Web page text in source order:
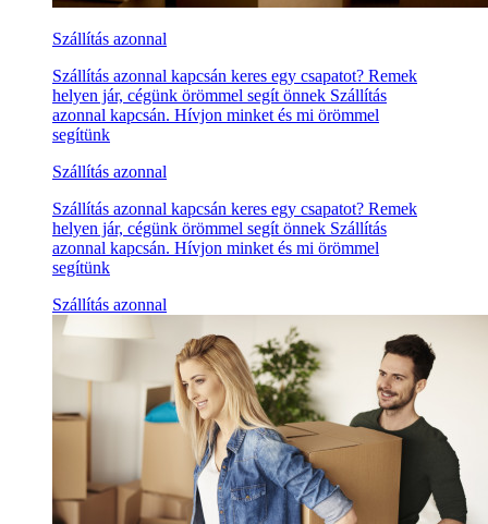
Szállítás azonnal
Szállítás azonnal kapcsán keres egy csapatot? Remek
helyen jár, cégünk örömmel segít önnek Szállítás
azonnal kapcsán. Hívjon minket és mi örömmel
segítünk
Szállítás azonnal
Szállítás azonnal kapcsán keres egy csapatot? Remek
helyen jár, cégünk örömmel segít önnek Szállítás
azonnal kapcsán. Hívjon minket és mi örömmel
segítünk
Szállítás azonnal